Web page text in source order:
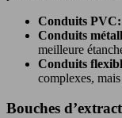
Conduits PVC:
Conduits
meilleure
Conduits
complexes,
Bouches